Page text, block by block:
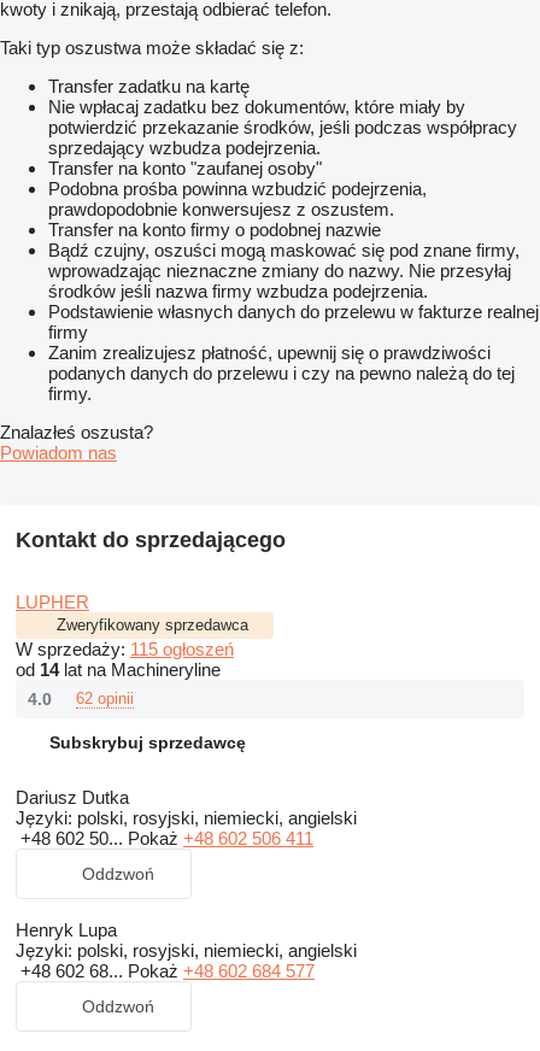
kwoty i znikają, przestają odbierać telefon.
Taki typ oszustwa może składać się z:
Transfer zadatku na kartę
Nie wpłacaj zadatku bez dokumentów, które miały by
potwierdzić przekazanie środków, jeśli podczas współpracy
sprzedający wzbudza podejrzenia.
Transfer na konto "zaufanej osoby"
Podobna prośba powinna wzbudzić podejrzenia,
prawdopodobnie konwersujesz z oszustem.
Transfer na konto firmy o podobnej nazwie
Bądź czujny, oszuści mogą maskować się pod znane firmy,
wprowadzając nieznaczne zmiany do nazwy. Nie przesyłaj
środków jeśli nazwa firmy wzbudza podejrzenia.
Podstawienie własnych danych do przelewu w fakturze realnej
firmy
Zanim zrealizujesz płatność, upewnij się o prawdziwości
podanych danych do przelewu i czy na pewno należą do tej
firmy.
Znalazłeś oszusta?
Powiadom nas
Kontakt do sprzedającego
LUPHER
Zweryfikowany sprzedawca
W sprzedaży: 115 ogłoszeń
od 14lat na Machineryline
4.0 62 opinii
Subskrybuj sprzedawcę
Dariusz Dutka
Języki: polski, rosyjski, niemiecki, angielski
+48 602 50... Pokaż +48 602 506 411
Oddzwoń
Henryk Lupa
Języki: polski, rosyjski, niemiecki, angielski
+48 602 68... Pokaż +48 602 684 577
Oddzwoń